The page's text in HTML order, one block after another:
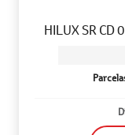
HILUX SR CD